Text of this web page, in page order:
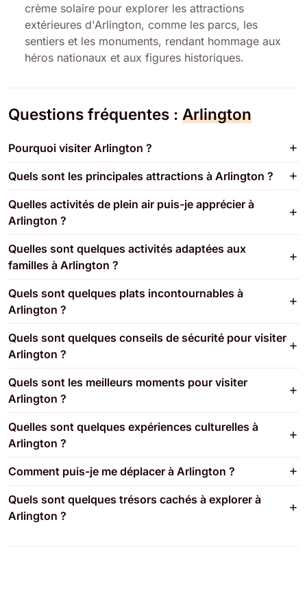
crème solaire pour explorer les attractions
extérieures d'Arlington, comme les parcs, les
sentiers et les monuments, rendant hommage aux
héros nationaux et aux figures historiques.
Questions fréquentes : Arlington
Pourquoi visiter Arlington ?
Quels sont les principales attractions à Arlington ?
Quelles activités de plein air puis-je apprécier à
Arlington ?
Quelles sont quelques activités adaptées aux
familles à Arlington ?
Quels sont quelques plats incontournables à
Arlington ?
Quels sont quelques conseils de sécurité pour visiter
Arlington ?
Quels sont les meilleurs moments pour visiter
Arlington ?
Quelles sont quelques expériences culturelles à
Arlington ?
Comment puis-je me déplacer à Arlington ?
Quels sont quelques trésors cachés à explorer à
Arlington ?